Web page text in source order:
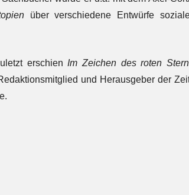
über verschiedene Entwürfe
erschien Im Zeichen des roten
und Herausgeber der